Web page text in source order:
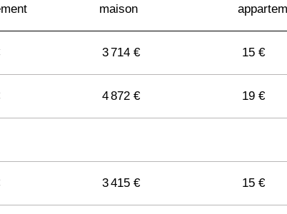
maison
3 714 € 15 €
4 872 € 19 €
3 415 € 15 €